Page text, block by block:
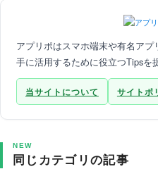
アプリポはスマホ端末や有名ア
手に活用するために役立つTipsを
当サイトについて サイトポ
NEW
同じカテゴリの記事